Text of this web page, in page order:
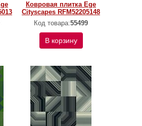
Ковровая плитка Ege
Cityscapes RFM52205148
Код товара:55499
В корзину